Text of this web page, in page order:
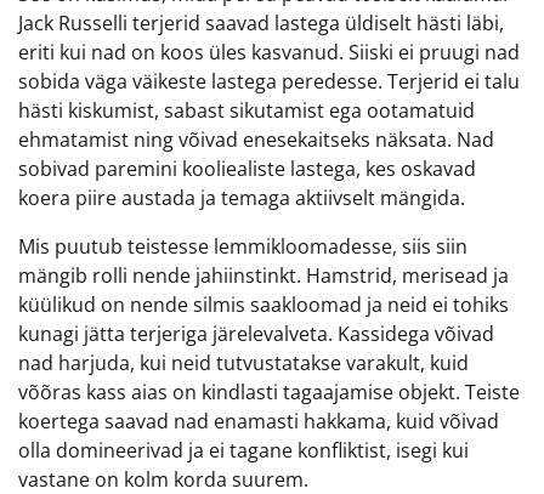
Jack Russelli terjerid saavad lastega üldiselt hästi läbi,
eriti kui nad on koos üles kasvanud. Siiski ei pruugi nad
sobida väga väikeste lastega peredesse. Terjerid ei talu
hästi kiskumist, sabast sikutamist ega ootamatuid
ehmatamist ning võivad enesekaitseks näksata. Nad
sobivad paremini kooliealiste lastega, kes oskavad
koera piire austada ja temaga aktiivselt mängida.
Mis puutub teistesse lemmikloomadesse, siis siin
mängib rolli nende jahiinstinkt. Hamstrid, merisead ja
küülikud on nende silmis saakloomad ja neid ei tohiks
kunagi jätta terjeriga järelevalveta. Kassidega võivad
nad harjuda, kui neid tutvustatakse varakult, kuid
võõras kass aias on kindlasti tagaajamise objekt. Teiste
koertega saavad nad enamasti hakkama, kuid võivad
olla domineerivad ja ei tagane konfliktist, isegi kui
vastane on kolm korda suurem.